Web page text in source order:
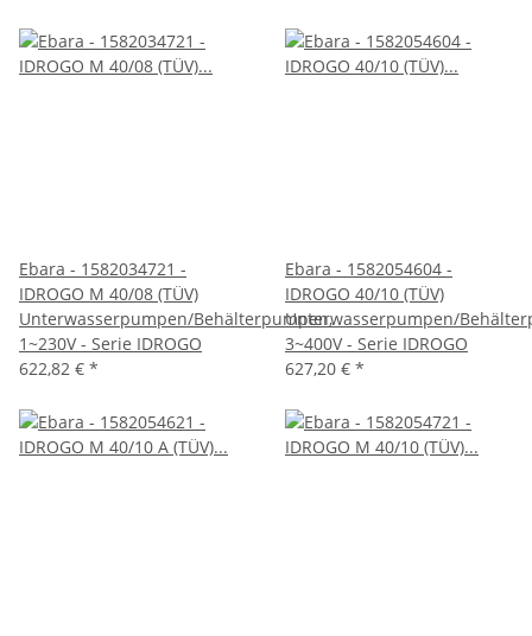
Ebara - 1582034721 -
IDROGO M 40/08 (TÜV)
Unterwasserpumpen/Behälterpumpen,
1~230V - Serie IDROGO
622,82 € *
Ebara - 1582054604 -
IDROGO 40/10 (TÜV)
Unterwasserpumpen/
3~400V - Serie IDROGO
627,20 € *